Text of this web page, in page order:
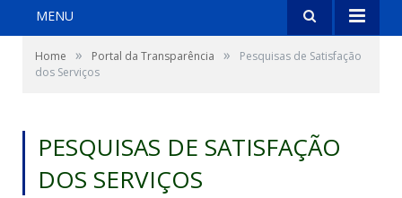
MENU
Home » Portal da Transparência »
Pesquisas de Satisfação
dos Serviços
PESQUISAS DE SATISFAÇÃO
DOS SERVIÇOS